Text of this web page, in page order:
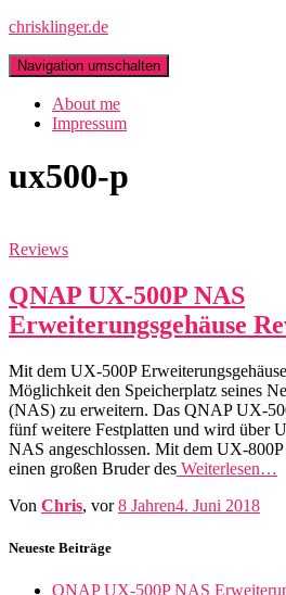
chrisklinger.de
Navigation umschalten
About me
Impressum
ux500-p
Reviews
QNAP UX-500P NAS
Erweiterungsgehäuse
Mit dem UX-500P
Möglichkeit den Speicherplatz seines
(NAS) zu erweitern. Das QNAP UX-
fünf weitere Festplatten und wird über
NAS angeschlossen. Mit dem UX-
einen großen Bruder des Weiterlesen…
Von Chris, vor8 Jahren4. Juni 2018
Neueste Beiträge
QNAP UX-500P NAS